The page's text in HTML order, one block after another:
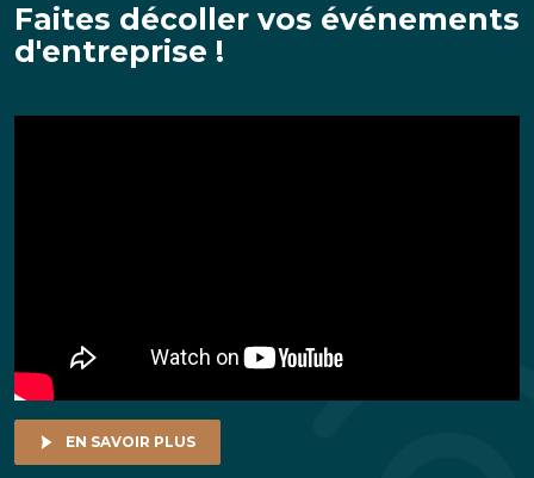
Faites décoller vos événements
d'entreprise !
EN SAVOIR PLUS